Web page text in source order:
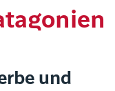
und